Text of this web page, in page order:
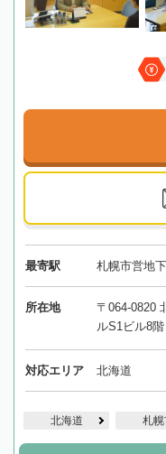
最寄駅 札幌市営地
所在地
〒064-0820
ルS1ビル8階
対応エリア 北海道
北海道 札幌